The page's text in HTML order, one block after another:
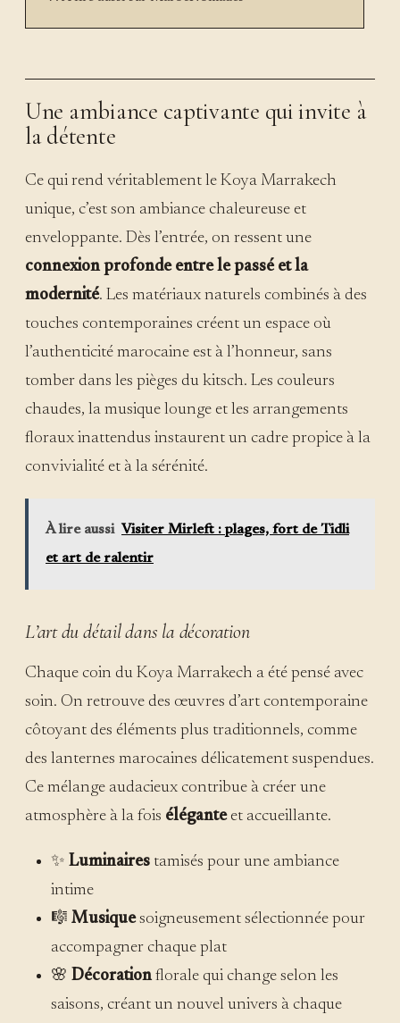
Une ambiance captivante qui invite à
la détente
Ce qui rend véritablement le Koya Marrakech
unique, c’est son ambiance chaleureuse et
enveloppante. Dès l’entrée, on ressent une
connexion profonde entre le passé et la
modernité. Les matériaux naturels combinés à des
touches contemporaines créent un espace où
l’authenticité marocaine est à l’honneur, sans
tomber dans les pièges du kitsch. Les couleurs
chaudes, la musique lounge et les arrangements
floraux inattendus instaurent un cadre propice à la
convivialité et à la sérénité.
À lire aussi Visiter Mirleft : plages, fort de Tidli
et art de ralentir
L’art du détail dans la décoration
Chaque coin du Koya Marrakech a été pensé avec
soin. On retrouve des œuvres d’art contemporaine
côtoyant des éléments plus traditionnels, comme
des lanternes marocaines délicatement suspendues.
Ce mélange audacieux contribue à créer une
atmosphère à la fois éléganteet accueillante.
✨ Luminairestamisés pour une ambiance
intime
🎼 Musiquesoigneusement sélectionnée pour
accompagner chaque plat
🌸 Décorationflorale qui change selon les
saisons, créant un nouvel univers à chaque